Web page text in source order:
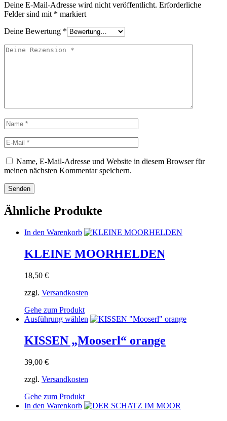
Deine E-Mail-Adresse wird nicht veröffentlicht. Erforderliche
Felder sind mit * markiert
Deine Bewertung *
Deine
Name
E-
Mail
Name, E-Mail-Adresse und Website in diesem Browser für
meinen nächsten Kommentar speichern.
Ähnliche Produkte
In den Warenkorb
KLEINE MOORHELDEN
18,50 €
zzgl. Versandkosten
Gehe zum Produkt
Ausführung wählen Dieses
mehrere
auf
der
KISSEN „Mooserl“ orange
39,00 €
zzgl. Versandkosten
Gehe zum Produkt
In den Warenkorb